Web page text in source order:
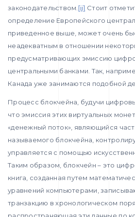
законодательством. [ii] Стоит
определение Европейского
приведенное выше, может очень
неадекватным в отношении
предусматривающих эмиссию
центральными банками. Так,
Канада уже занимаются подобной
Процесс блокчейна, будучи
что эмиссия этих виртуальных
«денежный поток», являющийся
называемого блокчейна,
управляется с помощью
Таким образом, блокчейн – это
книга, созданная путем
уравнений компьютерами,
транзакцию в хронологическом